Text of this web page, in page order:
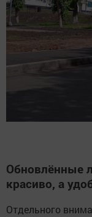
Обновлённые
красиво, а
Отдельного